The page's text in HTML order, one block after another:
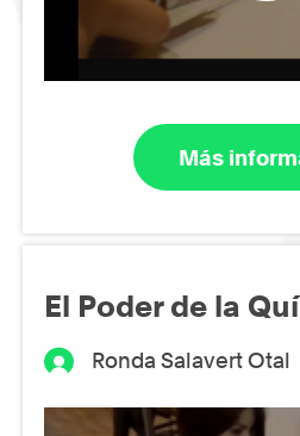
Más
El Poder de la
Ronda Salavert Otal